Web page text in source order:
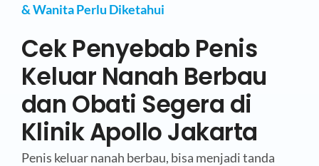
& Wanita Perlu Diketahui
Cek Penyebab Penis
Keluar Nanah Berbau
dan Obati Segera di
Klinik Apollo Jakarta
Penis keluar nanah berbau, bisa menjadi tanda